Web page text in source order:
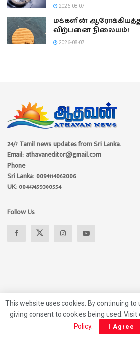
2026-08-07
மக்களின்
விற்பனை நிலையம்!
2026-08-07
24/7 Tamil news updates from Sri Lanka.
Email: athavaneditor@gmail.com
Phone
Sri Lanka: 0094114063006
UK: 00447459300554
Follow Us
About Privacy Policy
This website uses cookies. By continuing to
giving consent to cookies being used. Visit
Policy. I Agree